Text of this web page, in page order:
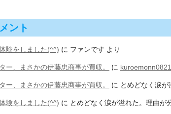
ント
験をしました(^^) に ファンです より
ー、まさかの伊藤忠商事が買収。 に kuroemonn0821
ー、まさかの伊藤忠商事が買収。 に とめどなく涙
験をしました(^^) に とめどなく涙が溢れた。理由が